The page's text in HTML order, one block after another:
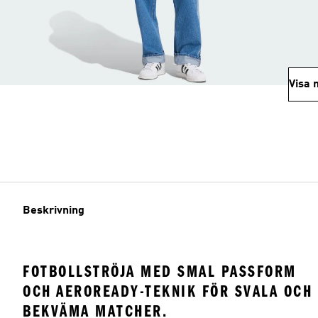
Visa
Beskrivning
FOTBOLLSTRÖJA MED SMAL PASSFORM
OCH AEROREADY-TEKNIK FÖR SVALA OCH
BEKVÄMA MATCHER.